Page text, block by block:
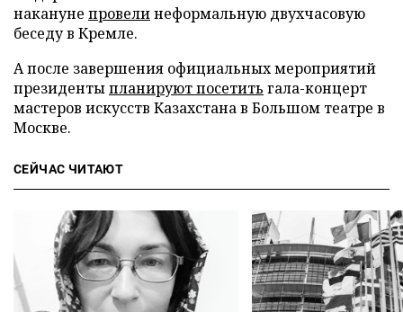
накануне провелинеформальную двухчасовую
беседу в Кремле.
А после завершения официальных мероприятий
президентыпланируют посетить гала-концерт
мастеров искусств Казахстана в Большом театре в
Москве.
СЕЙЧАС ЧИТАЮТ